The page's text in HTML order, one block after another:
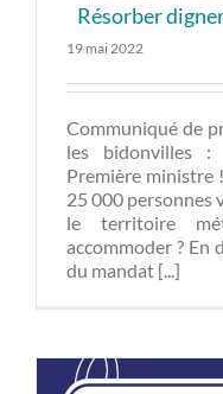
Résorber
19 mai 2022
Communiqué de
les bidonvilles :
Première
25 000 personnes
le territoire
accommoder ? En
du mandat [...]